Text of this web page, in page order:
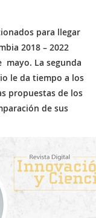
para llegar
2018 – 2022
mayo. La segunda
le da tiempo a los
propuestas de los
de sus